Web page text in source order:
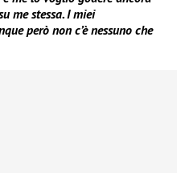
me stessa. I miei
però non c’è nessuno che